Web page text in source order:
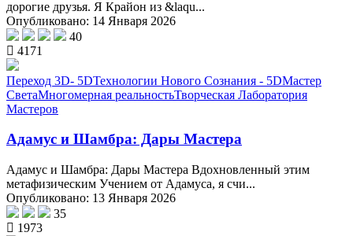
дорогие друзья. Я Крайон из &laqu...
Опубликовано: 14 Января 2026
40
4171
Переход 3D- 5DТехнологии Нового Сознания - 5DМастер
СветаМногомерная реальностьТворческая Лаборатория
Мастеров
Адамус и Шамбра: Дары Мастера
Адамус и Шамбра: Дары Мастера Вдохновленный этим
метафизическим Учением от Адамуса, я счи...
Опубликовано: 13 Января 2026
35
1973